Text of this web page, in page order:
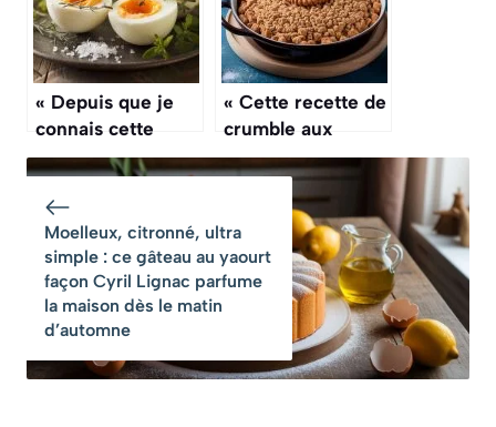
« Depuis que je
connais cette
astuce pour cuire
les œufs mollets,
ils sont parfaits en
6 minutes à
chaque fois »
« Cette recette de
crumble aux
pommes et
spéculoos me vaut
tellement d’éloges
que je la fais
chaque dimanche
d’automne »
Moelleux, citronné, ultra
simple : ce gâteau au yaourt
façon Cyril Lignac parfume
la maison dès le matin
d’automne